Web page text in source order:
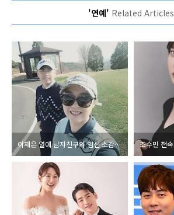
'연예' Related Articles
이재은 열애 남자친구와 임신 소감 나이 이혼 5년 후 근황 공개 다시 행복해지고 싶다" 인스타그램 고백 총정리